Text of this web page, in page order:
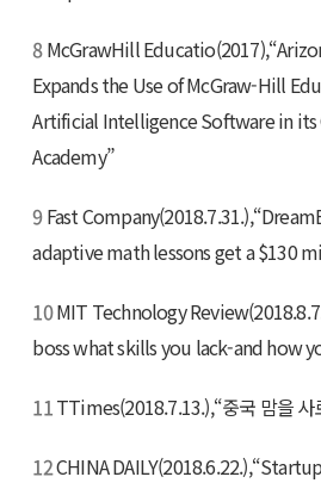
8McGrawHill
Expands the Use of McGraw-Hill
Artificial Intelligence Software in its
Academy”
9Fast
adaptive math lessons get a $130
10MIT Technology
boss what skills you lack-and how
11TTimes(2018.7.13.),“중국 맘을 사
12CHINA